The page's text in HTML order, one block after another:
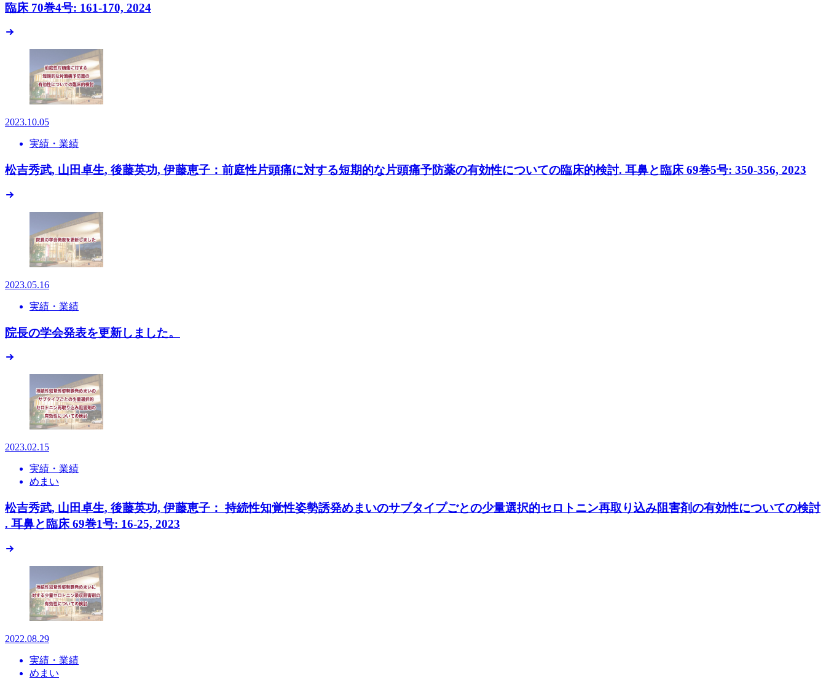
臨床 70巻4号: 161-170, 2024
2023.10.05
実績・業績
松吉秀武, 山田卓生, 後藤英功, 伊藤恵子：前庭性片頭痛に対する短期的な片頭痛予防薬の有効性についての臨床的検討. 耳鼻と臨床 69巻5号: 350-356, 2023
2023.05.16
実績・業績
院長の学会発表を更新しました。
2023.02.15
実績・業績
めまい
松吉秀武, 山田卓生, 後藤英功, 伊藤恵子： 持続性知覚性姿勢誘発めまいのサブタイプごとの少量選択的セロトニン再取り込み阻害剤の有効性についての検討
. 耳鼻と臨床 69巻1号: 16-25, 2023
2022.08.29
実績・業績
めまい